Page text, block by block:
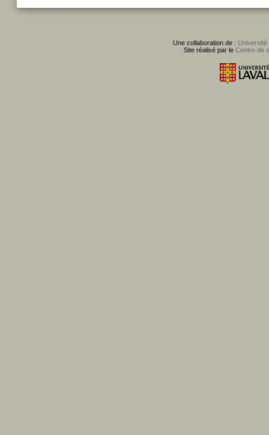
Une collaboration de : Université
Site réalisé par le Centre de